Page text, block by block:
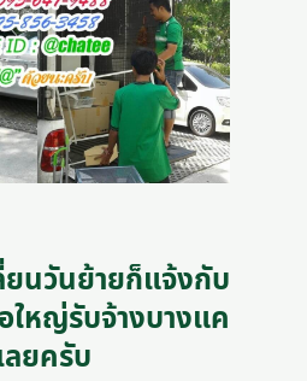
ยนวันย้ายก็แจ้งกับ
ใหญ่รับจ้างบางแค
ลยครับ